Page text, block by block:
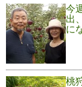
今
出
に
桃